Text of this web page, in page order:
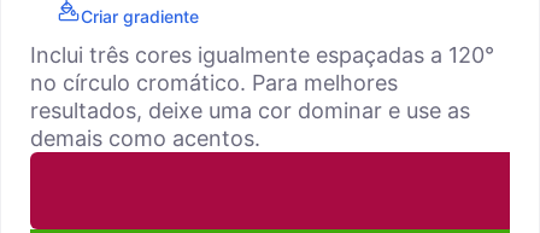
Criar gradiente
Inclui três cores igualmente espaçadas a 120°
no círculo cromático. Para melhores
resultados, deixe uma cor dominar e use as
demais como acentos.